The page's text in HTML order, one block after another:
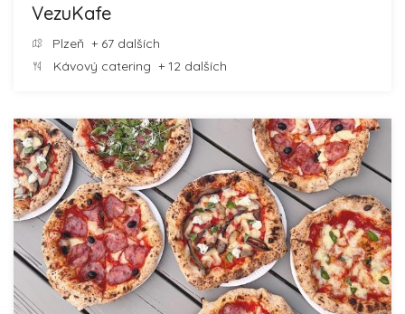
VezuKafe
Plzeň + 67 dalších
Kávový catering + 12 dalších